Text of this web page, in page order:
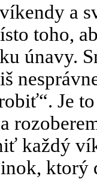
a
toho,
únavy.
Je
každý